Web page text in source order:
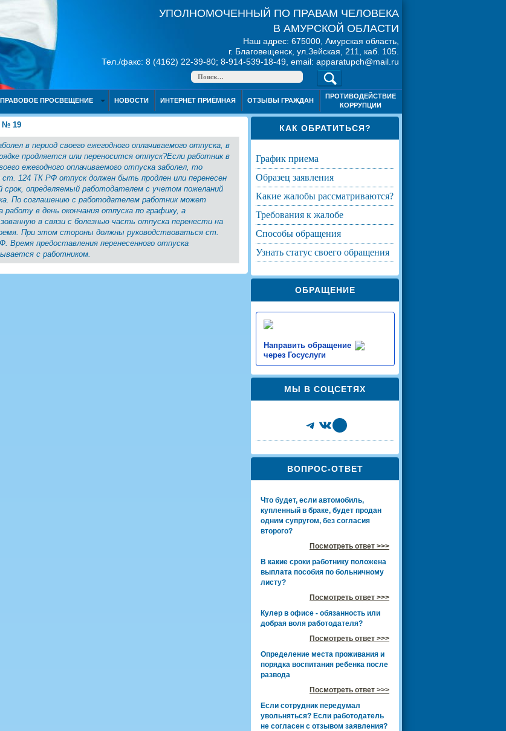
УПОЛНОМОЧЕННЫЙ ПО ПРАВАМ ЧЕЛОВЕКА
В АМУРСКОЙ ОБЛАСТИ
Наш адрес: 675000, Амурская область,
г. Благовещенск, ул.Зейская, 211, каб. 105.
Тел./факс: 8 (4162) 22-39-80; 8-914-539-18-49, email: apparatupch@mail.ru
ПРАВОВОЕ ПРОСВЕЩЕНИЕ НОВОСТИ ИНТЕРНЕТ ПРИЁМНАЯ ОТЗЫВЫ ГРАЖДАН
ПРОТИВОДЕЙСТВИЕ
КОРРУПЦИИ
№ 19
в период своего ежегодного оплачиваемого отпуска, в
продляется или переносится отпуск?Если работник в
ежегодного оплачиваемого отпуска заболел, то
ст. 124 ТК РФ отпуск должен быть продлен или перенесен
срок, определяемый работодателем с учетом пожеланий
По соглашению с работодателем работник может
работу в день окончания отпуска по графику, а
в связи с болезнью часть отпуска перенести на
При этом стороны должны руководствоваться ст.
Время предоставления перенесенного отпуска
с работником.
КАК ОБРАТИТЬСЯ?
график приема
образец заявления
какие жалобы рассматриваются?
требования к жалобе
способы обращения
узнать статус своего обращения
ОБРАЩЕНИЕ
Направить обращение
через Госуслуги
МЫ В СОЦСЕТЯХ
Telegram
VKShare Icon
ВОПРОС-ОТВЕТ
Что будет, если автомобиль,
купленный в браке, будет продан
одним супругом, без согласия
второго?
Посмотреть ответ >>>
В какие сроки работнику положена
выплата пособия по больничному
листу?
Посмотреть ответ >>>
Кулер в офисе - обязанность или
добрая воля работодателя?
Посмотреть ответ >>>
Определение места проживания и
порядка воспитания ребенка после
развода
Посмотреть ответ >>>
Если сотрудник передумал
увольняться? Если работодатель
не согласен с отзывом заявления?